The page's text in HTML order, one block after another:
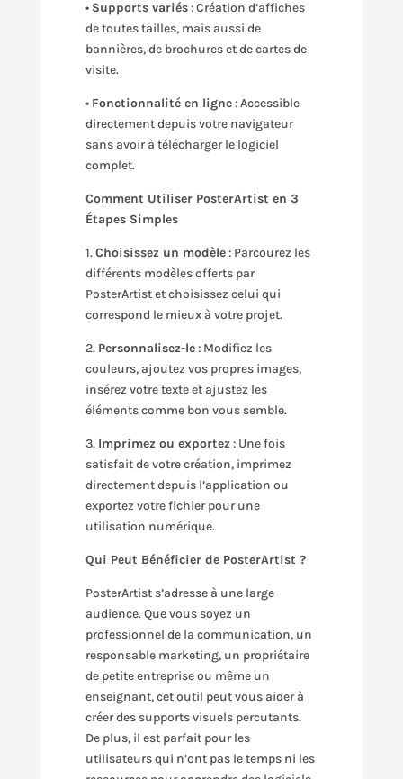
• Supports variés: Création d’affiches
de toutes tailles, mais aussi de
bannières, de brochures et de cartes de
visite.
• Fonctionnalité en ligne: Accessible
directement depuis votre navigateur
sans avoir à télécharger le logiciel
complet.
Comment Utiliser PosterArtist en 3
Étapes Simples
1.Choisissez un modèle: Parcourez les
différents modèles offerts par
PosterArtist et choisissez celui qui
correspond le mieux à votre projet.
2. Personnalisez-le: Modifiez les
couleurs, ajoutez vos propres images,
insérez votre texte et ajustez les
éléments comme bon vous semble.
3. Imprimez ou exportez: Une fois
satisfait de votre création, imprimez
directement depuis l’application ou
exportez votre fichier pour une
utilisation numérique.
Qui Peut Bénéficier de PosterArtist ?
PosterArtist s’adresse à une large
audience. Que vous soyez un
professionnel de la communication, un
responsable marketing, un propriétaire
de petite entreprise ou même un
enseignant, cet outil peut vous aider à
créer des supports visuels percutants.
De plus, il est parfait pour les
utilisateurs qui n’ont pas le temps ni les